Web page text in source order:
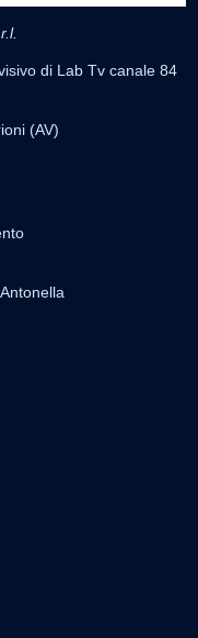
di Lab Tv canale 84
(AV)